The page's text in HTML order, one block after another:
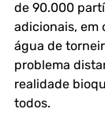
de 90.000
adicionais, em
água de
problema
realidade
todos.